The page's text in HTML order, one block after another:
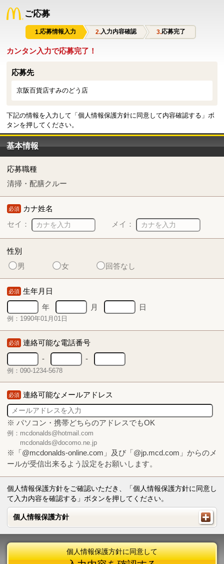
ご応募
応募情報入力 入力内容確認 応募完了
カンタン入力で応募完了！
応募先
京阪百貨店すみのどう店
下記の情報を入力して「個人情報保護方針に同意して内容確認する」ボ
タンを押してください。
基本情報
応募職種
清掃・配膳クルー
必須 カナ姓名
セイ：
メイ：
性別
男
女 回答なし
必須 生年月日
年
月 日
例：1990年01月01日
必須 連絡可能な電話番号
-
-
例：090-1234-5678
必須 連絡可能なメールアドレス
※ パソコン・携帯どちらのアドレスでもOK
例：mcdonalds@hotmail.com
mcdonalds@docomo.ne.jp
※「@mcdonalds-online.com」及び「@jp.mcd.com」からのメ
ールが受信出来るよう設定をお願いします。
個人情報保護方針をご確認いただき、「個人情報保護方針に同意し
て入力内容を確認する」ボタンを押してください。
個人情報保護方針
個人情報保護方針
個人情報保護方針に同意して